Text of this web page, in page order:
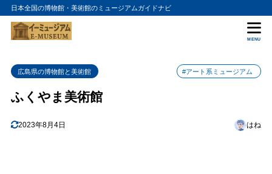
日本全国の博物館・美術館のミュージアムガイドナビ
MENU
広島県の博物館と美術館 #アート系ミュージアム
ふくやま美術館
2023年8月4日 はね
目次
1 アート作品と展示
美術館のアクセスと周辺情報
4 まとめ